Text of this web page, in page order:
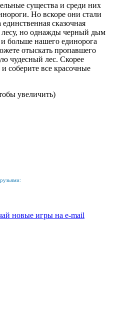
существа и среди них
Но вскоре они стали
единственная сказочная
но однажды черный дым
больше нашего единорога
отыскать пропавшего
чудесный лес. Скорее
соберите все красочные
увеличить)
новые игры на e-mail